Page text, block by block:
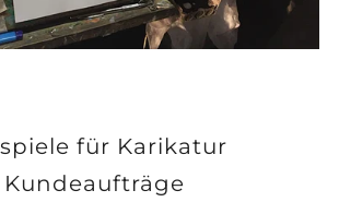
für Karikatur
Kundeaufträge